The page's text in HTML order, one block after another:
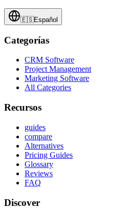
🇪🇸Español
Categorías
CRM Software
Project Management
Marketing Software
All Categories
Recursos
guides
compare
Alternatives
Pricing Guides
Glossary
Reviews
FAQ
Discover